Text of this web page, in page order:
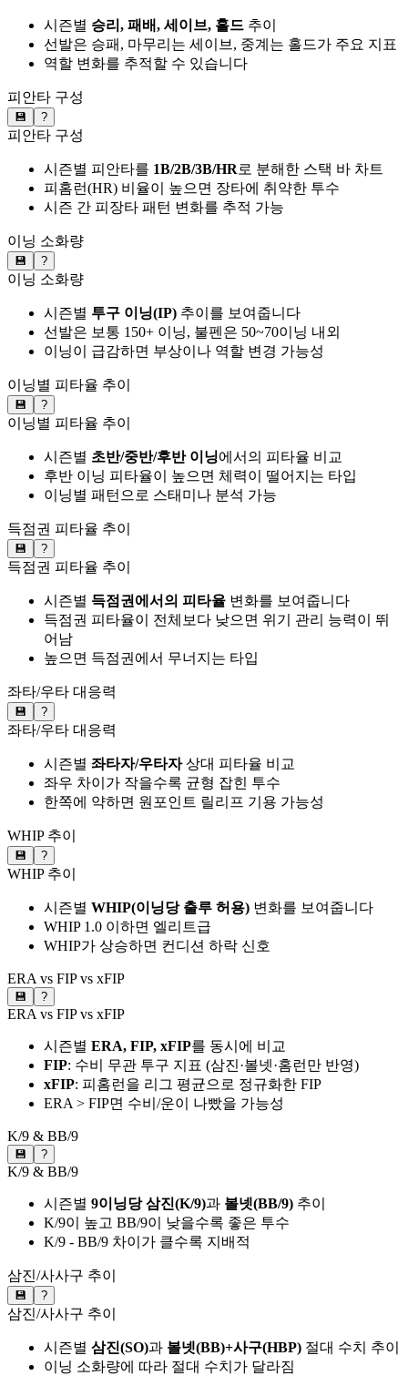
시즌별 승리, 패배, 세이브, 홀드 추이
선발은 승패, 마무리는 세이브, 중계는 홀드가 주요 지표
역할 변화를 추적할 수 있습니다
피안타 구성
💾 ?
피안타 구성
시즌별 피안타를 1B/2B/3B/HR로 분해한 스택 바 차트
피홈런(HR) 비율이 높으면 장타에 취약한 투수
시즌 간 피장타 패턴 변화를 추적 가능
이닝 소화량
💾 ?
이닝 소화량
시즌별 투구 이닝(IP) 추이를 보여줍니다
선발은 보통 150+ 이닝, 불펜은 50~70이닝 내외
이닝이 급감하면 부상이나 역할 변경 가능성
이닝별 피타율 추이
💾 ?
이닝별 피타율 추이
시즌별 초반/중반/후반 이닝에서의 피타율 비교
후반 이닝 피타율이 높으면 체력이 떨어지는 타입
이닝별 패턴으로 스태미나 분석 가능
득점권 피타율 추이
💾 ?
득점권 피타율 추이
시즌별 득점권에서의 피타율 변화를 보여줍니다
득점권 피타율이 전체보다 낮으면 위기 관리 능력이 뛰
어남
높으면 득점권에서 무너지는 타입
좌타/우타 대응력
💾 ?
좌타/우타 대응력
시즌별 좌타자/우타자상대 피타율 비교
좌우 차이가 작을수록 균형 잡힌 투수
한쪽에 약하면 원포인트 릴리프 기용 가능성
WHIP 추이
💾 ?
WHIP 추이
시즌별 WHIP(이닝당 출루 허용) 변화를 보여줍니다
WHIP 1.0 이하면 엘리트급
WHIP가 상승하면 컨디션 하락 신호
ERA vs FIP vs xFIP
💾 ?
ERA vs FIP vs xFIP
시즌별 ERA, FIP, xFIP를 동시에 비교
FIP: 수비 무관 투구 지표 (삼진·볼넷·홈런만 반영)
xFIP: 피홈런을 리그 평균으로 정규화한 FIP
ERA > FIP면 수비/운이 나빴을 가능성
K/9 & BB/9
💾 ?
K/9 & BB/9
시즌별 9이닝당 삼진(K/9)과 볼넷(BB/9) 추이
K/9이 높고 BB/9이 낮을수록 좋은 투수
K/9 - BB/9 차이가 클수록 지배적
삼진/사사구 추이
💾 ?
삼진/사사구 추이
시즌별 삼진(SO)과 볼넷(BB)+사구(HBP) 절대 수치 추이
이닝 소화량에 따라 절대 수치가 달라짐